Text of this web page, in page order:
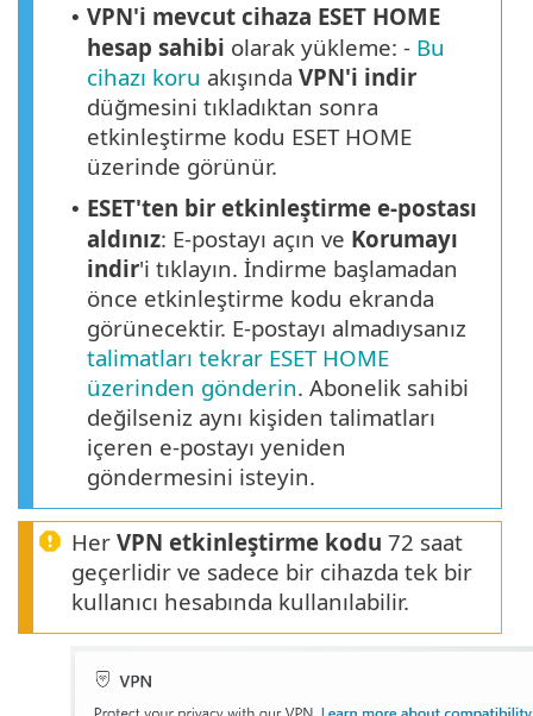
• VPN'i mevcut cihaza ESET HOME
hesap sahibi olarak yükleme: - Bu
cihazı koru akışında VPN'i indir
düğmesini tıkladıktan sonra
etkinleştirme kodu ESET HOME
üzerinde görünür.
• ESET'ten bir etkinleştirme e-postası
aldınız: E-postayı açın ve Korumayı
indir'i tıklayın. İndirme başlamadan
önce etkinleştirme kodu ekranda
görünecektir. E-postayı almadıysanız
talimatları tekrar ESET HOME
üzerinden gönderin. Abonelik sahibi
değilseniz aynı kişiden talimatları
içeren e-postayı yeniden
göndermesini isteyin.
Her VPN etkinleştirme kodu 72 saat
geçerlidir ve sadece bir cihazda tek bir
kullanıcı hesabında kullanılabilir.